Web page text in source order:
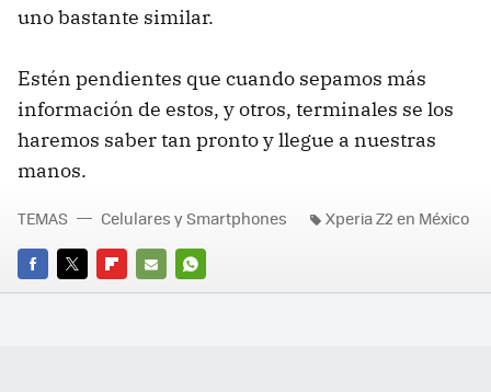
uno bastante similar.
Estén pendientes que cuando sepamos más
información de estos, y otros, terminales se los
haremos saber tan pronto y llegue a nuestras
manos.
FACEBOOK
TWITTERFLIPBOARD
E-
WHATSAPP
TEMAS Celulares y Smartphones Xperia Z2 en México